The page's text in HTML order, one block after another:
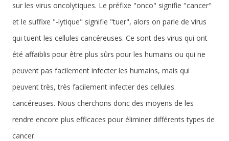
sur les virus oncolytiques. Le préfixe "onco" signifie "cancer"
et le suffixe "-lytique" signifie "tuer", alors on parle de virus
qui tuent les cellules cancéreuses. Ce sont des virus qui ont
été affaiblis pour être plus sûrs pour les humains ou qui ne
peuvent pas facilement infecter les humains, mais qui
peuvent très, très facilement infecter des cellules
cancéreuses. Nous cherchons donc des moyens de les
rendre encore plus efficaces pour éliminer différents types de
cancer.